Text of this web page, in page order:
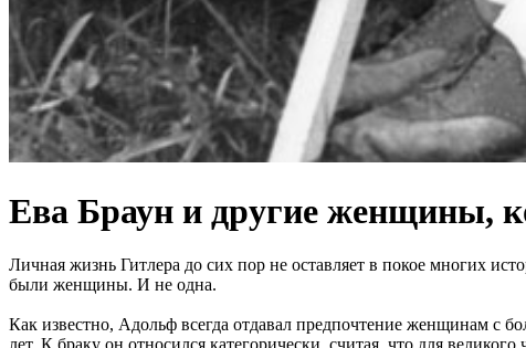
Ева Браун и другие женщины,
Личная жизнь Гитлера до сих пор не оставляет в покое многих
были женщины. И не одна.
Как известно, Адольф всегда отдавал предпочтение женщинам с